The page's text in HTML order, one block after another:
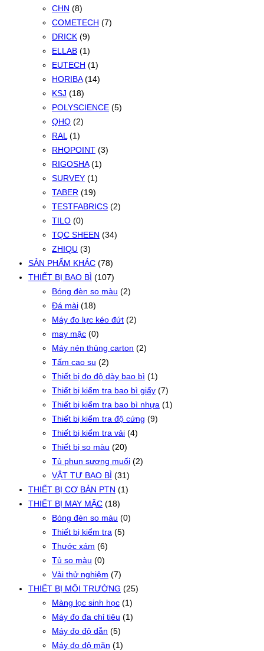
CHN (8)
COMETECH (7)
DRICK (9)
ELLAB (1)
EUTECH (1)
HORIBA (14)
KSJ (18)
POLYSCIENCE (5)
QHQ (2)
RAL (1)
RHOPOINT (3)
RIGOSHA (1)
SURVEY (1)
TABER (19)
TESTFABRICS (2)
TILO (0)
TQC SHEEN (34)
ZHIQU (3)
SẢN PHẨM KHÁC (78)
THIẾT BỊ BAO BÌ (107)
Bóng đèn so màu (2)
Đá mài (18)
Máy đo lực kéo đứt (2)
may mặc (0)
Máy nén thùng carton (2)
Tấm cao su (2)
Thiết bị đo độ dày bao bì (1)
Thiết bị kiểm tra bao bì giấy (7)
Thiết bị kiểm tra bao bì nhựa (1)
Thiết bị kiểm tra độ cứng (9)
Thiết bị kiểm tra vải (4)
Thiết bị so màu (20)
Tủ phun sương muối (2)
VẬT TƯ BAO BÌ (31)
THIẾT BỊ CƠ BẢN PTN (1)
THIẾT BỊ MAY MẶC (18)
Bóng đèn so màu (0)
Thiết bị kiểm tra (5)
Thước xám (6)
Tủ so màu (0)
Vải thử nghiệm (7)
THIẾT BỊ MÔI TRƯỜNG (25)
Màng lọc sinh học (1)
Máy đo đa chỉ tiêu (1)
Máy đo độ dẫn (5)
Máy đo độ mặn (1)